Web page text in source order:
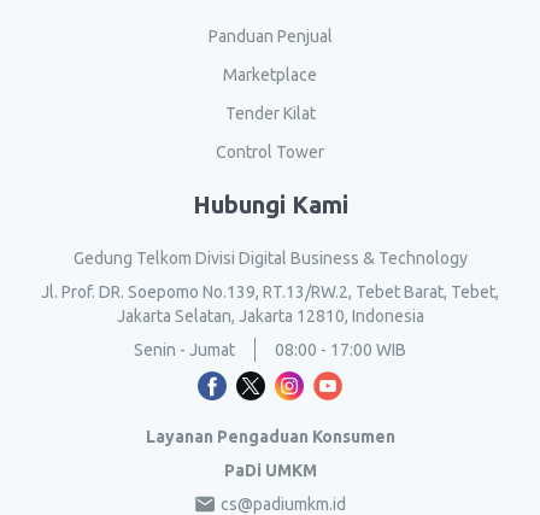
Panduan Penjual
Marketplace
Tender Kilat
Control Tower
Hubungi Kami
Gedung Telkom Divisi Digital Business & Technology
Jl. Prof. DR. Soepomo No.139, RT.13/RW.2, Tebet Barat, Tebet,
Jakarta Selatan, Jakarta 12810, Indonesia
Senin - Jumat
08:00 - 17:00 WIB
Layanan Pengaduan Konsumen
PaDi UMKM
cs@padiumkm.id